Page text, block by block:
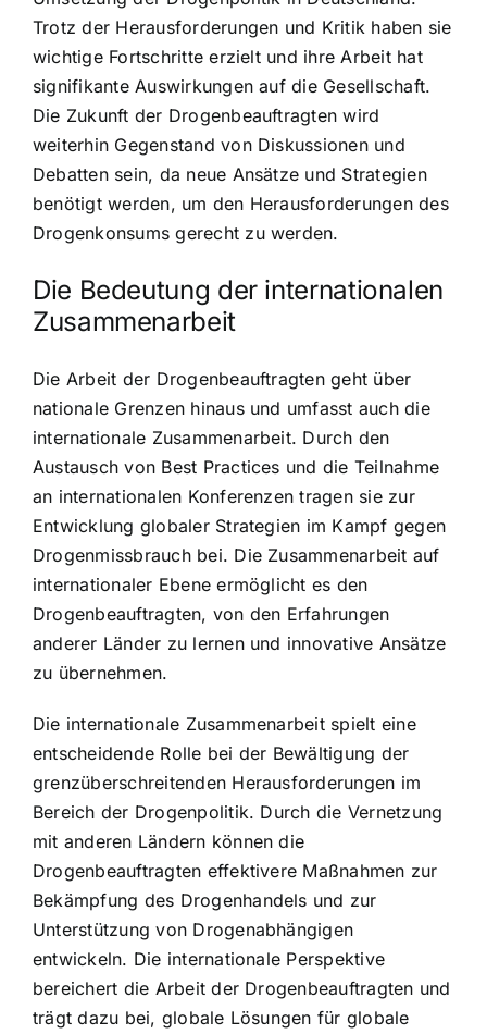
Trotz der Herausforderungen und Kritik haben sie
wichtige Fortschritte erzielt und ihre Arbeit hat
signifikante Auswirkungen auf die Gesellschaft.
Die Zukunft der Drogenbeauftragten wird
weiterhin Gegenstand von Diskussionen und
Debatten sein, da neue Ansätze und Strategien
benötigt werden, um den Herausforderungen des
Drogenkonsums gerecht zu werden.
Die Bedeutung der internationalen
Zusammenarbeit
Die Arbeit der Drogenbeauftragten geht über
nationale Grenzen hinaus und umfasst auch die
internationale Zusammenarbeit. Durch den
Austausch von Best Practices und die Teilnahme
an internationalen Konferenzen tragen sie zur
Entwicklung globaler Strategien im Kampf gegen
Drogenmissbrauch bei. Die Zusammenarbeit auf
internationaler Ebene ermöglicht es den
Drogenbeauftragten, von den Erfahrungen
anderer Länder zu lernen und innovative Ansätze
zu übernehmen.
Die internationale Zusammenarbeit spielt eine
entscheidende Rolle bei der Bewältigung der
grenzüberschreitenden Herausforderungen im
Bereich der Drogenpolitik. Durch die Vernetzung
mit anderen Ländern können die
Drogenbeauftragten effektivere Maßnahmen zur
Bekämpfung des Drogenhandels und zur
Unterstützung von Drogenabhängigen
entwickeln. Die internationale Perspektive
bereichert die Arbeit der Drogenbeauftragten und
trägt dazu bei, globale Lösungen für globale